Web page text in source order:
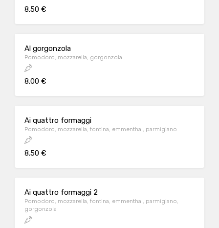
8.50 €
Al gorgonzola
Pomodoro, mozzarella, gorgonzola
8.00 €
Ai quattro formaggi
Pomodoro, mozzarella, fontina, emmenthal, parmigiano
8.50 €
Ai quattro formaggi 2
Pomodoro, mozzarella, fontina, emmenthal, parmigiano,
gorgonzola